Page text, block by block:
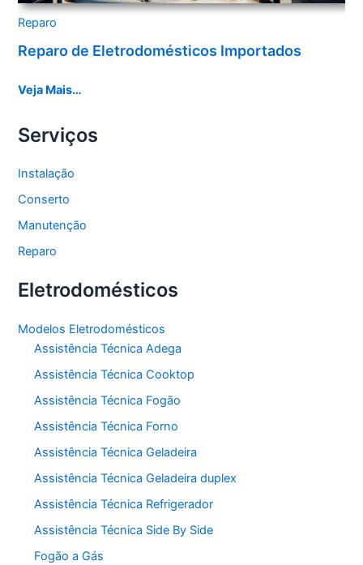
Reparo
Reparo de Eletrodomésticos Importados
Veja Mais…
Serviços
Instalação
Conserto
Manutenção
Reparo
Eletrodomésticos
Modelos Eletrodomésticos
Assistência Técnica Adega
Assistência Técnica Cooktop
Assistência Técnica Fogão
Assistência Técnica Forno
Assistência Técnica Geladeira
Assistência Técnica Geladeira duplex
Assistência Técnica Refrigerador
Assistência Técnica Side By Side
Fogão a Gás